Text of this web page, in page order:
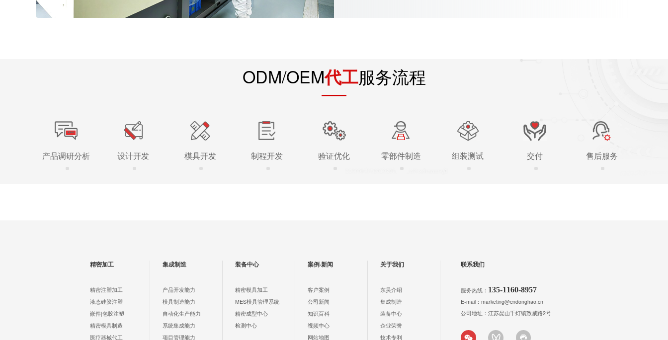
ODM/OEM代工服务流程
产品调研分析 设计开发 模具开发 制程开发 验证优化 零部件制造 组装测试 交付 售后服务
精密加工
精密注塑加工
液态硅胶注塑
嵌件|包胶注塑
精密模具制造
医疗器械代工
集成制造
产品开发能力
模具制造能力
自动化生产能力
系统集成能力
项目管理能力
装备中心
精密模具加工
MES模具管理系统
精密成型中心
检测中心
案例·新闻
客户案例
公司新闻
知识百科
视频中心
网站地图
关于我们
东昊介绍
集成制造
装备中心
企业荣誉
技术专利
联系我们
服务热线： 135-1160-8957
E-mail：marketing@cndonghao.cn
公司地址：江苏昆山千灯镇致威路2号